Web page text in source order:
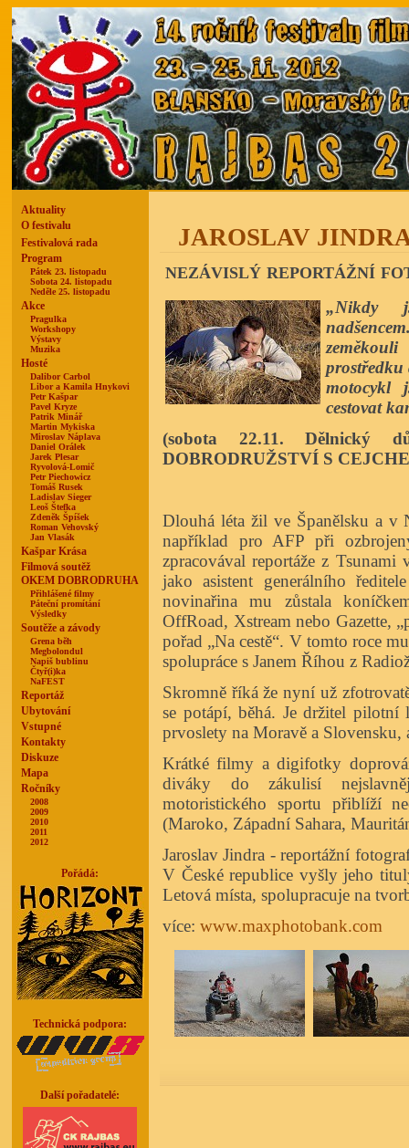
Aktuality
O festivalu
Festivalová rada
Program
Pátek 23. listopadu
Sobota 24. listopadu
Neděle 25. listopadu
Akce
Pragulka
Workshopy
Výstavy
Muzika
Hosté
Dalibor Carbol
Libor a Kamila Hnykovi
Petr Kašpar
Pavel Kryze
Patrik Minář
Martin Mykiska
Miroslav Náplava
Daniel Orálek
Jarek Plesar
Ryvolová-Lomič
Petr Piechowicz
Tomáš Rusek
Ladislav Sieger
Leoš Štefka
Zdeněk Špíšek
Roman Vehovský
Jan Vlasák
Kašpar Krása
Filmová soutěž
OKEM DOBRODRUHA
Přihlášené filmy
Páteční promítání
Výsledky
Soutěže a závody
Grena běh
Megbolondul
Napiš bublinu
Čtyř(i)ka
NaFEST
Reportáž
Ubytování
Vstupné
Kontakty
Diskuze
Mapa
Ročníky
2008
2009
2010
2011
2012
Pořádá:
Technická podpora:
Další pořadatelé:
JAROSLAV
nezávislý reportážní
„Nikdy
prostředku
motocykl
cestovat
(sobota 22.11. Dělnický
DOBRODRUŽSTVÍ S
Dlouhá léta žil ve Španělsku a v
například pro AFP při
zpracovával reportáže z
jako asistent generálního
novinařina mu zůstala
OffRoad, Xstream nebo Gazette,
pořad „Na cestě“. V tomto roce
spolupráce s Janem Říhou z
Skromně říká že nyní už
se potápí, běhá. Je držitel
prvoslety na Moravě a Slovensku,
Krátké filmy a digifotky
diváky do zákulisí
motoristického sportu přiblíží
(Maroko, Západní Sahara,
Jaroslav Jindra - reportážní
V České republice vyšly jeho
Letová místa, spolupracuje na
více: www.maxphotobank.com